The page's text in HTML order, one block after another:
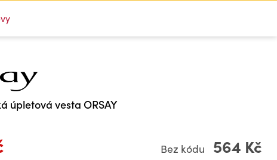
úpletová vesta ORSAY
Bez kódu 564 Kč